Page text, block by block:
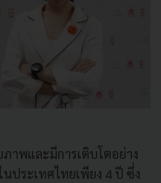
าพและมีการเติบโตอย่าง
ประเทศไทยเพียง 4 ปี ซึ่ง